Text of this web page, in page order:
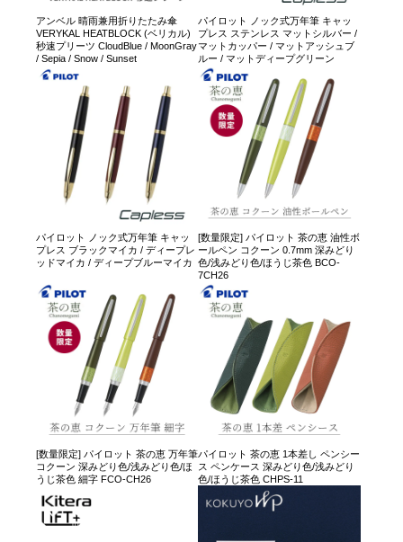
アンベル 晴雨兼用折りたたみ傘
VERYKAL HEATBLOCK (ベリカル)
秒速プリーツ CloudBlue / MoonGray
/ Sepia / Snow / Sunset
パイロット ノック式万年筆 キャッ
プレス ステンレス マットシルバー /
マットカッパー / マットアッシュブ
ルー / マットディープグリーン
パイロット ノック式万年筆 キャッ
プレス ブラックマイカ / ディープレ
ッドマイカ / ディープブルーマイカ
[数量限定] パイロット 茶の恵 油性ボ
ールペン コクーン 0.7mm 深みどり
色/浅みどり色/ほうじ茶色 BCO-
7CH26
[数量限定] パイロット 茶の恵 万年筆
コクーン 深みどり色/浅みどり色/ほ
うじ茶色 細字 FCO-CH26
パイロット 茶の恵 1本差し ペンシー
ス ペンケース 深みどり色/浅みどり
色/ほうじ茶色 CHPS-11